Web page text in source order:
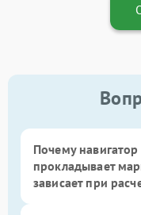
Почему
прокладывает
зависает при